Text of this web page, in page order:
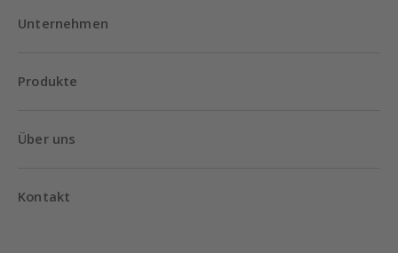
Unternehmen
Produkte
Über uns
Kontakt